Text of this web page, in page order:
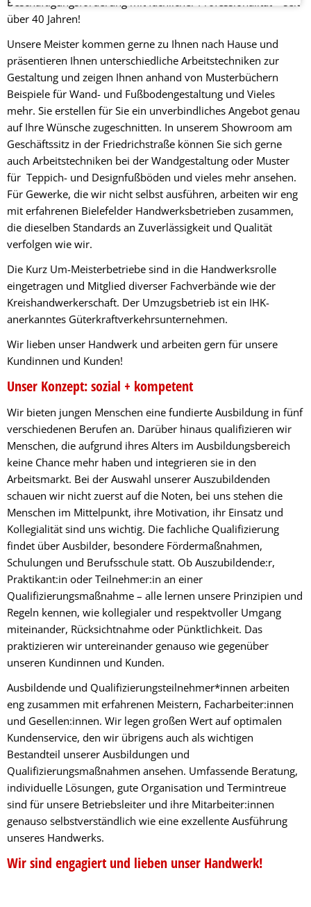
Stammkundschaft
Verein
und
Vorstand
Partnerschaften
Neuigkeiten
Stellen
Ausbildung
Kontakt
Ansprechpartnerinnen
und
Ansprechpartner
über 40 Jahren!
Unsere Meister kommen gerne zu Ihnen nach Hause und
präsentieren Ihnen unterschiedliche Arbeitstechniken zur
Gestaltung und zeigen Ihnen anhand von Musterbüchern
Beispiele für Wand- und Fußbodengestaltung und Vieles
mehr. Sie erstellen für Sie ein unverbindliches Angebot genau
auf Ihre Wünsche zugeschnitten. In unserem Showroom am
Geschäftssitz in der Friedrichstraße können Sie sich gerne
auch Arbeitstechniken bei der Wandgestaltung oder Muster
für Teppich- und Designfußböden und vieles mehr ansehen.
Für Gewerke, die wir nicht selbst ausführen, arbeiten wir eng
mit erfahrenen Bielefelder Handwerksbetrieben zusammen,
die dieselben Standards an Zuverlässigkeit und Qualität
verfolgen wie wir.
Die Kurz Um-Meisterbetriebe sind in die Handwerksrolle
eingetragen und Mitglied diverser Fachverbände wie der
Kreishandwerkerschaft. Der Umzugsbetrieb ist ein IHK-
anerkanntes Güterkraftverkehrsunternehmen.
Wir lieben unser Handwerk und arbeiten gern für unsere
Kundinnen und Kunden!
Unser Konzept: sozial + kompetent
Wir bieten jungen Menschen eine fundierte Ausbildung in fünf
verschiedenen Berufen an. Darüber hinaus qualifizieren wir
Menschen, die aufgrund ihres Alters im Ausbildungsbereich
keine Chance mehr haben und integrieren sie in den
Arbeitsmarkt. Bei der Auswahl unserer Auszubildenden
schauen wir nicht zuerst auf die Noten, bei uns stehen die
Menschen im Mittelpunkt, ihre Motivation, ihr Einsatz und
Kollegialität sind uns wichtig. Die fachliche Qualifizierung
findet über Ausbilder, besondere Fördermaßnahmen,
Schulungen und Berufsschule statt. Ob Auszubildende:r,
Praktikant:in oder Teilnehmer:in an einer
Qualifizierungsmaßnahme – alle lernen unsere Prinzipien und
Regeln kennen, wie kollegialer und respektvoller Umgang
miteinander, Rücksichtnahme oder Pünktlichkeit. Das
praktizieren wir untereinander genauso wie gegenüber
unseren Kundinnen und Kunden.
Ausbildende und Qualifizierungsteilnehmer*innen arbeiten
eng zusammen mit erfahrenen Meistern, Facharbeiter:innen
und Gesellen:innen. Wir legen großen Wert auf optimalen
Kundenservice, den wir übrigens auch als wichtigen
Bestandteil unserer Ausbildungen und
Qualifizierungsmaßnahmen ansehen. Umfassende Beratung,
individuelle Lösungen, gute Organisation und Termintreue
sind für unsere Betriebsleiter und ihre Mitarbeiter:innen
genauso selbstverständlich wie eine exzellente Ausführung
unseres Handwerks.
Wir sind engagiert und lieben unser Handwerk!